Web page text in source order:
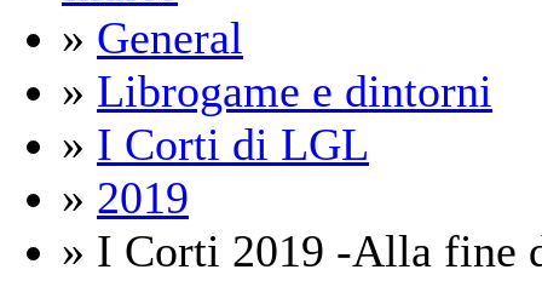
» General
» Librogame e dintorni
» I Corti di LGL
» 2019
» I Corti 2019 -Alla fine